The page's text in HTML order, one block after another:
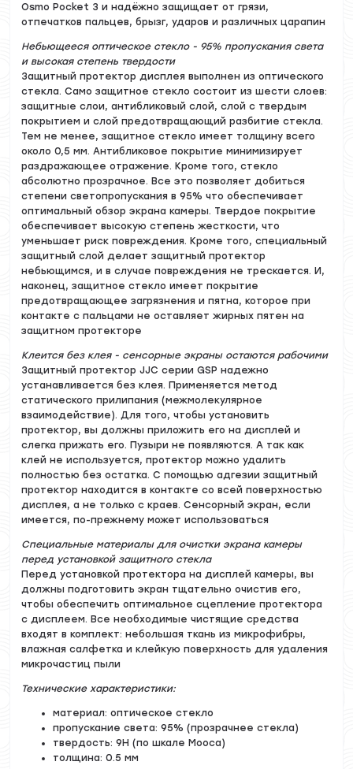
Osmo Pocket 3 и надёжно защищает от грязи,
отпечатков пальцев, брызг, ударов и различных царапин
Небьющееся оптическое стекло - 95% пропускания света
и высокая степень твердости
Защитный протектор дисплея выполнен из оптического
стекла. Само защитное стекло состоит из шести слоев:
защитные слои, антибликовый слой, слой с твердым
покрытием и слой предотвращающий разбитие стекла.
Тем не менее, защитное стекло имеет толщину всего
около 0,5 мм. Антибликовое покрытие минимизирует
раздражающее отражение. Кроме того, стекло
абсолютно прозрачное. Все это позволяет добиться
степени светопропускания в 95% что обеспечивает
оптимальный обзор экрана камеры. Твердое покрытие
обеспечивает высокую степень жесткости, что
уменьшает риск повреждения. Кроме того, специальный
защитный слой делает защитный протектор
небьющимся, и в случае повреждения не трескается. И,
наконец, защитное стекло имеет покрытие
предотвращающее загрязнения и пятна, которое при
контакте с пальцами не оставляет жирных пятен на
защитном протекторе
Клеится без клея - сенсорные экраны остаются рабочими
Защитный протектор JJC серии GSP надежно
устанавливается без клея. Применяется метод
статического прилипания (межмолекулярное
взаимодействие). Для того, чтобы установить
протектор, вы должны приложить его на дисплей и
слегка прижать его. Пузыри не появляются. А так как
клей не используется, протектор можно удалить
полностью без остатка. С помощью адгезии защитный
протектор находится в контакте со всей поверхностью
дисплея, а не только с краев. Сенсорный экран, если
имеется, по-прежнему может использоваться
Специальные материалы для очистки экрана камеры
перед установкой защитного стекла
Перед установкой протектора на дисплей камеры, вы
должны подготовить экран тщательно очистив его,
чтобы обеспечить оптимальное сцепление протектора
с дисплеем. Все необходимые чистящие средства
входят в комплект: небольшая ткань из микрофибры,
влажная салфетка и клейкую поверхность для удаления
микрочастиц пыли
Технические характеристики:
материал: оптическое стекло
пропускание света: 95% (прозрачнее стекла)
твердость: 9Н (по шкале Мооса)
толщина: 0.5 мм